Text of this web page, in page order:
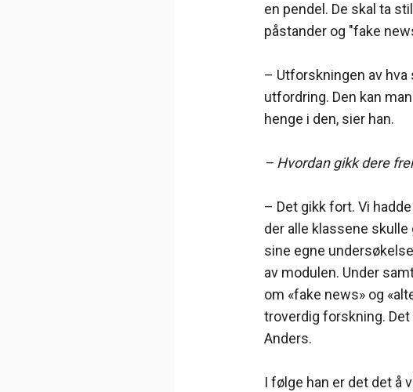
en pendel. De skal ta
påstander og "fake
– Utforskningen av
utfordring. Den kan
henge i den, sier han.
– Hvordan gikk dere
– Det gikk fort. Vi
der alle klassene
sine egne
av modulen. Under
om «fake news» og
troverdig forskning.
Anders.
I følge han er det det å